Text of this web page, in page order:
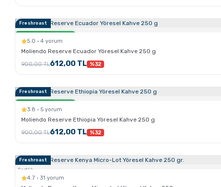
Freshroast
Sertlik:
5.0 · 4 yorum
Moliendo Reserve Ecuador Yöresel Kahve 250 g
900,00 TL612,00 TL %32
Freshroast
Sertlik:
3.8 · 5 yorum
Moliendo Reserve Ethiopia Yöresel Kahve 250 g
900,00 TL612,00 TL %32
Freshroast
Sertlik:
4.7 · 31 yorum